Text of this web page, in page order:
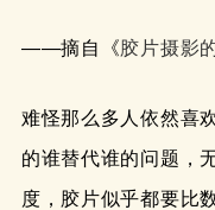
——摘自《胶片摄影
难怪那么多人依然喜
的谁替代谁的问题，
度，胶片似乎都要比